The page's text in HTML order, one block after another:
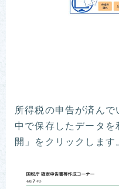
所得税の申告が済ん
中で保存したデータ
開」をクリックします